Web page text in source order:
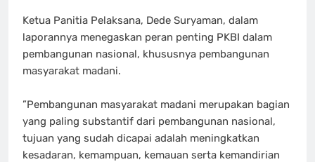
‎​Ketua Panitia Pelaksana, Dede Suryaman, dalam
laporannya menegaskan peran penting PKBI dalam
pembangunan nasional, khususnya pembangunan
masyarakat madani.
‎​”Pembangunan masyarakat madani merupakan bagian
yang paling substantif dari pembangunan nasional,
tujuan yang sudah dicapai adalah meningkatkan
kesadaran, kemampuan, kemauan serta kemandirian